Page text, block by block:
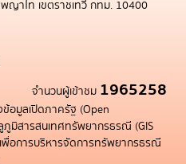
ญาไท เขตราชเทวี กทม. 10400
จำนวนผู้เข้าชม 1965258
อมูลเปิดภาครัฐ (Open
ภูมิสารสนเทศทรัพยากรธรณี (GIS
พื่อการบริหารจัดการทรัพยากรธรณี